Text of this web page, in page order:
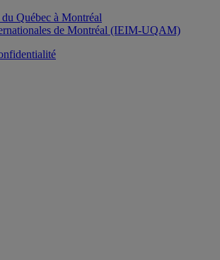
Québec à Montréal
de Montréal (IEIM-UQAM)